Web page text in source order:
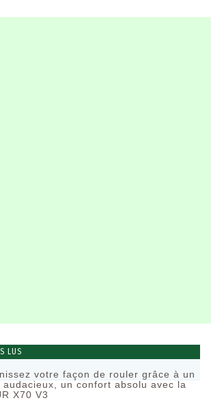
LUS
votre façon de rouler grâce à un
audacieux, un confort absolu avec la
X70 V3